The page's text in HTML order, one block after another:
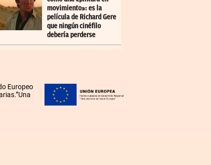
movimiento»: es la
película de Richard Gere
que ningún cinéfilo
debería perderse
Europeo